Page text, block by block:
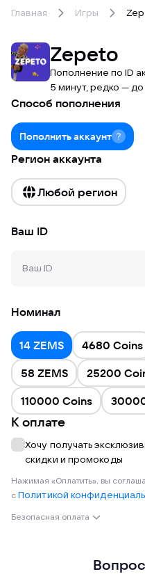
Главная Игры
Zepeto
Пополнение по ID
5 минут, редко — до
Способ пополнения
Пополнить аккаунт
Регион аккаунта
Любой регион
Ваш ID
Номинал
14 ZEMS 4680 Coins
58 ZEMS
25200
110000 Coins
К оплате
Хочу получать
скидки и промокоды
Нажимая «Оплатить», вы
с Политикой
Безопасная оплата